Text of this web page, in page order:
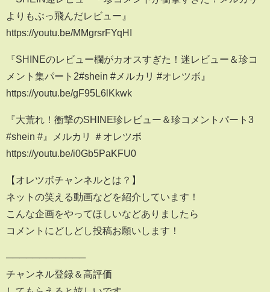
よりもぶっ飛んだレビュー』
https://youtu.be/MMgrsrFYqHI
『SHINEのレビュー欄がカオスすぎた！迷レビュー＆珍コ
メント集パート2#shein #メルカリ #オレツボ』
https://youtu.be/gF95L6lKkwk
『大荒れ！衝撃のSHINE珍レビュー＆珍コメントパート3
#shein #』メルカリ ＃オレツボ
https://youtu.be/i0Gb5PaKFU0
【オレツボチャンネルとは？】
ネットの笑える動画などを紹介しています！
こんな企画をやってほしいなどありましたら
コメントにどしどし投稿お願いします！
────────────
チャンネル登録＆高評価